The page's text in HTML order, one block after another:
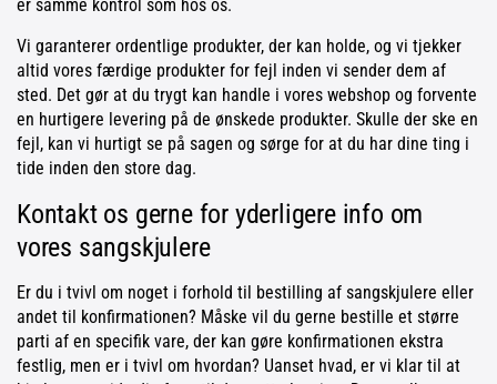
er samme kontrol som hos os.
Vi garanterer ordentlige produkter, der kan holde, og vi tjekker
altid vores færdige produkter for fejl inden vi sender dem af
sted. Det gør at du trygt kan handle i vores webshop og forvente
en hurtigere levering på de ønskede produkter. Skulle der ske en
fejl, kan vi hurtigt se på sagen og sørge for at du har dine ting i
tide inden den store dag.
Kontakt os gerne for yderligere info om
vores sangskjulere
Er du i tvivl om noget i forhold til bestilling af sangskjulere eller
andet til konfirmationen? Måske vil du gerne bestille et større
parti af en specifik vare, der kan gøre konfirmationen ekstra
festlig, men er i tvivl om hvordan? Uanset hvad, er vi klar til at